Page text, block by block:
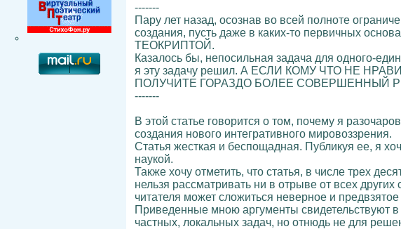
-------
Пару лет назад, осознав во всей полноте
создания, пусть даже в каких-то первичных
ТЕОКРИПТОЙ.
Казалось бы, непосильная задача для одного-
я эту задачу решил. А ЕСЛИ КОМУ ЧТО НЕ
ПОЛУЧИТЕ ГОРАЗДО БОЛЕЕ СОВЕРШЕННЫЙ
-------
В этой статье говорится о том, почему я
создания нового интегративного мировоззрения.
Статья жесткая и беспощадная. Публикуя ее, я
наукой.
Также хочу отметить, что статья, в числе трех
нельзя рассматривать ни в отрыве от всех
читателя может сложиться неверное и
Приведенные мною аргументы свидетельствуют в
частных, локальных задач, но отнюдь не для